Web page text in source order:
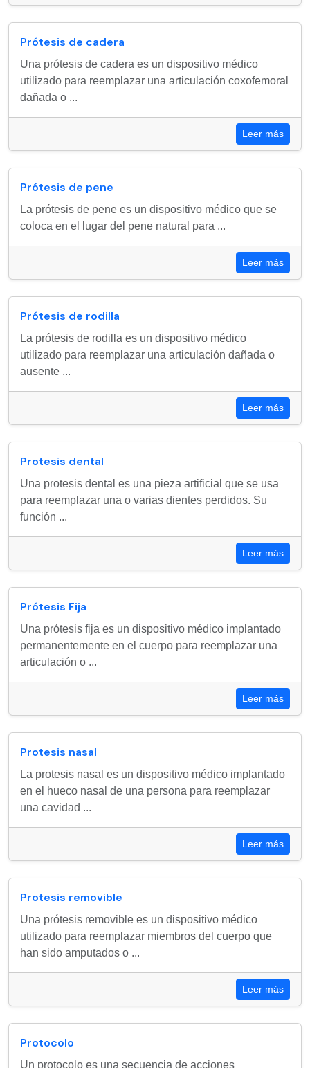
Prótesis de cadera
Una prótesis de cadera es un dispositivo médico
utilizado para reemplazar una articulación coxofemoral
dañada o ...
Leer más
Prótesis de pene
La prótesis de pene es un dispositivo médico que se
coloca en el lugar del pene natural para ...
Leer más
Prótesis de rodilla
La prótesis de rodilla es un dispositivo médico
utilizado para reemplazar una articulación dañada o
ausente ...
Leer más
Protesis dental
Una protesis dental es una pieza artificial que se usa
para reemplazar una o varias dientes perdidos. Su
función ...
Leer más
Prótesis Fija
Una prótesis fija es un dispositivo médico implantado
permanentemente en el cuerpo para reemplazar una
articulación o ...
Leer más
Protesis nasal
La protesis nasal es un dispositivo médico implantado
en el hueco nasal de una persona para reemplazar
una cavidad ...
Leer más
Protesis removible
Una prótesis removible es un dispositivo médico
utilizado para reemplazar miembros del cuerpo que
han sido amputados o ...
Leer más
Protocolo
Un protocolo es una secuencia de acciones